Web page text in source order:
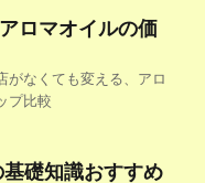
ロマオイルの価
がなくても変える、アロ
プ比較
礎知識おすすめ